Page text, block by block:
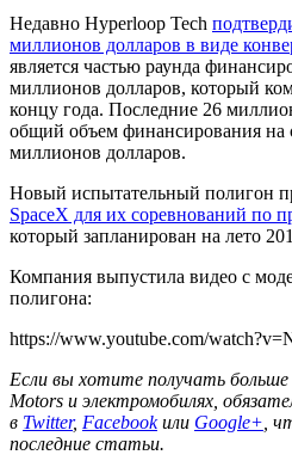
Недавно Hyperloop Tech
миллионов долларов в виде
является частью раунда
миллионов долларов, который
концу года. Последние 26
общий объем финансирования на
миллионов долларов.
Новый испытательный полигон
SpaceX для их соревнований по
который запланирован на лето
Компания выпустила видео с
полигона:
https://www.youtube.com/
Если вы хотите получать
Motors и электромобилях,
в Twitter, Facebookили Google+,
последние статьи.